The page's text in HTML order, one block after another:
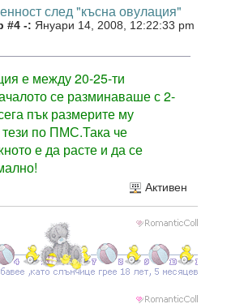
след "късна овулация"
#4 -: Януари 14, 2008, 12:22:33 pm
е между 20-25-ти
се разминаваше с 2-
пък размерите му
тези по ПМС.Така че
е да расте и да се
Активен